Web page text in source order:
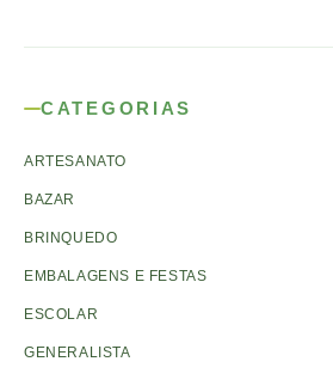
CATEGORIAS
ARTESANATO
BAZAR
BRINQUEDO
EMBALAGENS E FESTAS
ESCOLAR
GENERALISTA